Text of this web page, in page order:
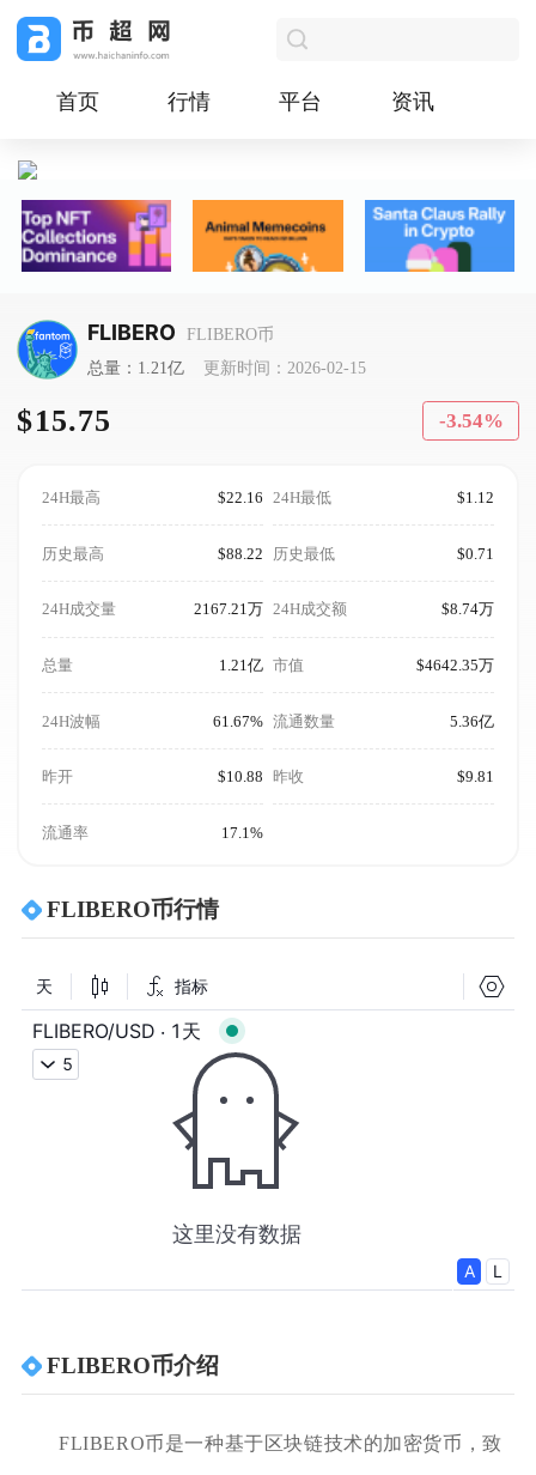
首页 行情 平台 资讯
FLIBERO
FLIBERO币
总量：1.21亿
更新时间：2026-02-15
$15.75 -3.54%
24H最高 $22.16 24H最低 $1.12
历史最高 $88.22 历史最低 $0.71
24H成交量 2167.21万 24H成交额 $8.74万
总量 1.21亿 市值 $4642.35万
24H波幅 61.67% 流通数量 5.36亿
昨开 $10.88 昨收 $9.81
流通率 17.1%
FLIBERO币行情
FLIBERO币介绍
FLIBERO币是一种基于区块链技术的加密货币，致